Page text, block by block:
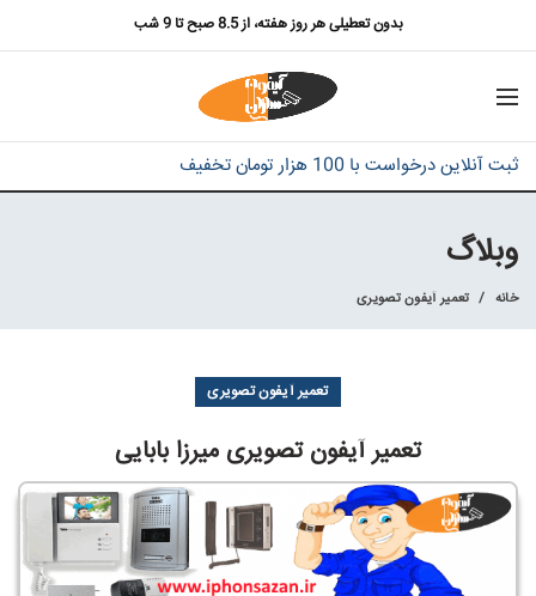
بدون تعطیلی هر روز هفته، از 8.5 صبح تا 9 شب
ثبت آنلاین درخواست با 100 هزار تومان تخفیف
وبلاگ
خانه تعمیر آیفون تصویری
تعمیر آیفون تصویری
تعمیر آیفون تصویری میرزا بابایی